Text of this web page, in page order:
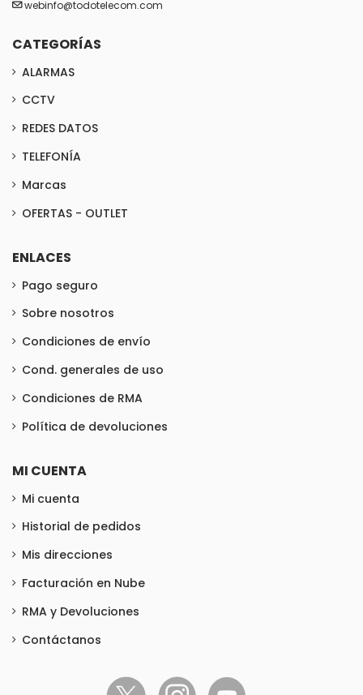
webinfo@todotelecom.com
CATEGORÍAS
ALARMAS
CCTV
REDES DATOS
TELEFONÍA
Marcas
OFERTAS - OUTLET
ENLACES
Pago seguro
Sobre nosotros
Condiciones de envío
Cond. generales de uso
Condiciones de RMA
Política de devoluciones
MI CUENTA
Mi cuenta
Historial de pedidos
Mis direcciones
Facturación en Nube
RMA y Devoluciones
Contáctanos